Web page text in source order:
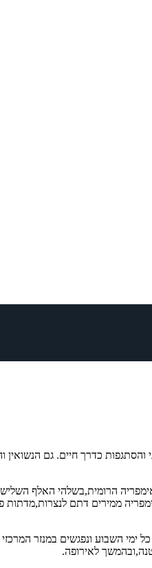
כדרך חיים. גם
הרומית,בשלהי האלף
ממירים דתם לנצרות,מדתות
ימי השבוע ונפגשים במנזר
לאירופה.